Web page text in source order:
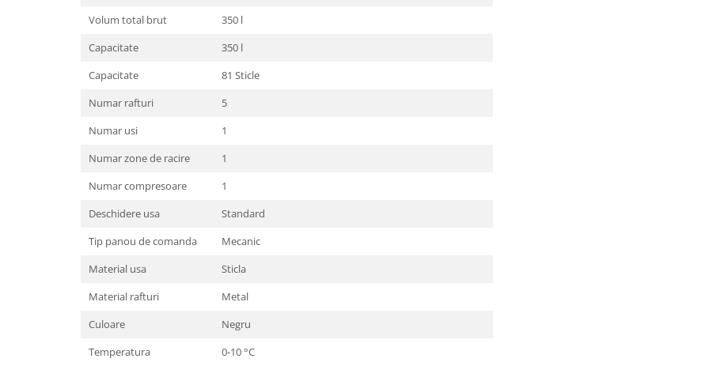
Volum total brut
350 l
Capacitate
350 l
Capacitate
81 Sticle
Numar rafturi
5
Numar usi
1
Numar zone de racire
1
Numar compresoare
1
Deschidere usa
Standard
Tip panou de comanda
Mecanic
Material usa
Sticla
Material rafturi
Metal
Culoare
Negru
Temperatura
0-10 °C